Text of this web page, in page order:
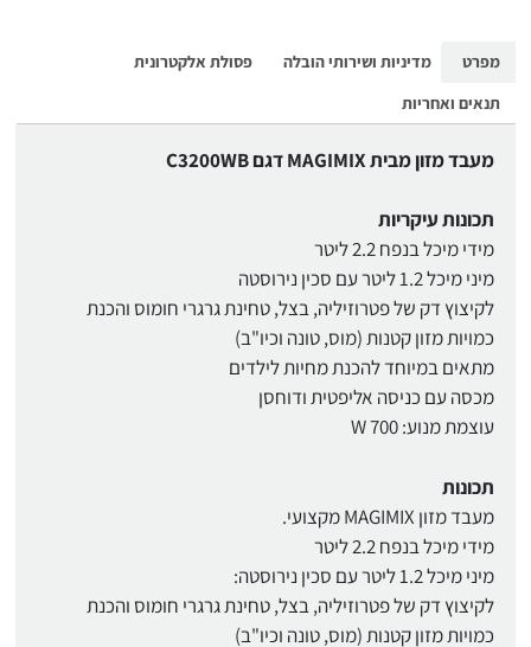
מפרט מדיניות ושירותי הובלה
פסולת אלקטרונית
תנאים ואחריות
מעבד מזון מבית MAGIMIX דגם C3200WB
תכונות עיקריות
מידי מיכל בנפח 2.2 ליטר
מיני מיכל 1.2 ליטר עם סכין נירוסטה
לקיצוץ דק של פטרוזיליה, בצל, טחינת גרגרי חומוס והכנת
כמויות מזון קטנות (מוס, טונה וכיו"ב)
מתאים במיוחד להכנת מחיות לילדים
מכסה עם כניסה אליפטית ודוחסן
עוצמת מנוע: W 700
תכונות
מעבד מזון MAGIMIX מקצועי.
מידי מיכל בנפח 2.2 ליטר
מיני מיכל 1.2 ליטר עם סכין נירוסטה:
לקיצוץ דק של פטרוזיליה, בצל, טחינת גרגרי חומוס והכנת
כמויות מזון קטנות (מוס, טונה וכיו"ב)